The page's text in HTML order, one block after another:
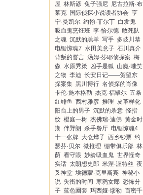
屋 林斯谚 兔子强尼 尼古拉斯·布
莱克 国际侦探小说读者协会 亨
宁·曼凯尔 约翰·菲尔丁 白发鬼
吸血鬼烹饪班 李·恰尔德 敢死队
之魂 沉默的羔羊 写手 多岐川恭
电锯惊魂7 水田美意子 石川真介
背叛的誓言 汤姆·莎耶侦探案 梅
森 水原秀策 凶手是狐 山魔·嗤笑
之物 李迪 长安日记——贺望东
探案集 黑川博行 名偵探的肖像
卡伦·施本格勒 杰克·福翠尔 五条
红鲱鱼 西村雅彦 推理 皮革样化
阳台上的男子 沉默的杀意 怪指
纹 樱庭一树 杰佛瑞·迪佛 黄金时
期 伴野朗 杀手餐厅 电锯惊魂4
十一张牌 大仓烨子 西乡钞票 约
瑟芬·贝尔 微推理 绷带俱乐部 林
荫 看守眼 妙龄吸血鬼 世界怪奇
实话 太朗想史郎 米涅·渥特丝 夜
叉神堂 埃德蒙·克里斯宾 神秘小
说 失衡的时间 寒鸦女郎 恐怖分
子 蓝色圈套 玛西娅·缪勒 百密千